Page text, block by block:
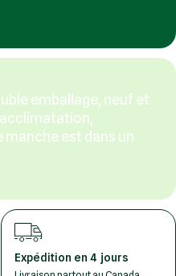
emballage, neuf et
manche est dans un
Expédition en 4 jours